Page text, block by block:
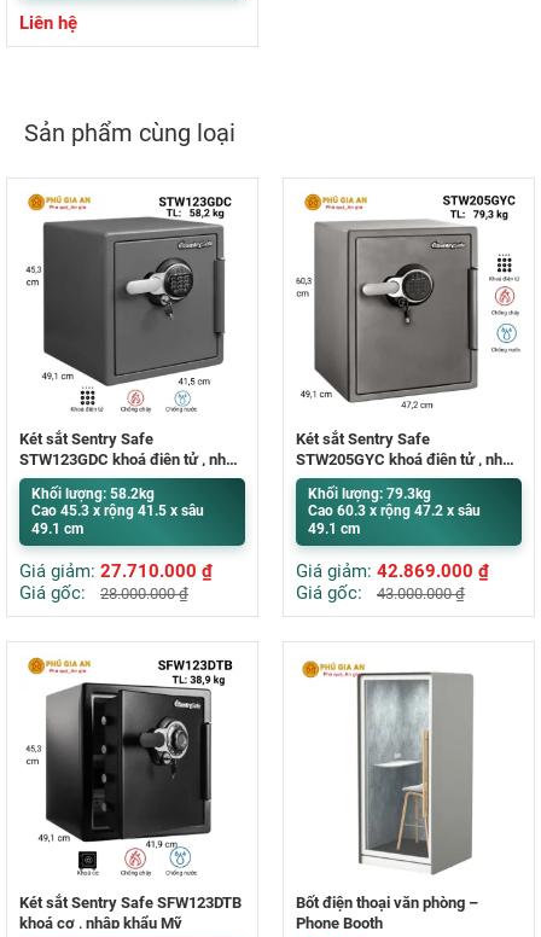
Liên hệ
Sản phẩm cùng loại
Két sắt Sentry Safe
STW123GDC khoá điện tử , nhập
khẩu Mỹ
Khối lượng: 58.2kg
Cao 45.3 x rộng 41.5 x sâu
49.1 cm
Giá giảm: 27.710.000 ₫
Giá gốc:
28.000.000₫
Két sắt Sentry Safe
STW205GYC khoá điện tử , nhập
khẩu Mỹ
Khối lượng: 79.3kg
Cao 60.3 x rộng 47.2 x sâu
49.1 cm
Giá giảm: 42.869.000 ₫
Giá gốc:
43.000.000₫
Két sắt Sentry Safe SFW123DTB
khoá cơ , nhập khẩu Mỹ
Bốt điện thoại văn phòng –
Phone Booth